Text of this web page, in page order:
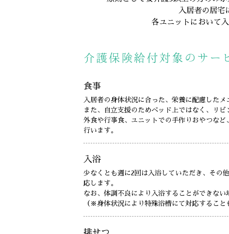
入居者の居宅
各ユニットにおいて
介護保険給付対象のサー
食事
入居者の身体状況に合った、栄養に配慮したメ
また、自立支援のためベッド上ではなく、リ
外食や行事食、ユニットでの手作りおやつな
行います。
入浴
少なくとも週に2回は入浴していただき、その
応します。
なお、体調不良により入浴することができな
（※身体状況により特殊浴槽にて対応すること